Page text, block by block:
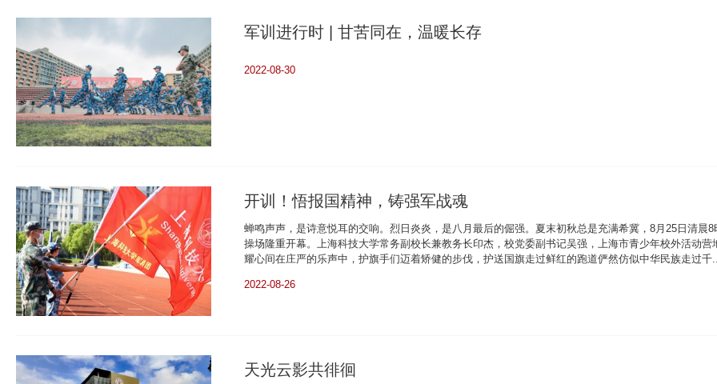
军训进行时 | 甘苦同在，温暖长存
2022-08-30
开训！悟报国精神，铸强军战魂
蝉鸣声声，是诗意悦耳的交响。烈日炎炎，是八月最后的倔强。夏末初秋总是充满希冀，8月25日清
操场隆重开幕。上海科技大学常务副校长兼教务长印杰，校党委副书记吴强，上海市青少年校外活动
耀心间在庄严的乐声中，护旗手们迈着矫健的步伐，护送国旗走过鲜红的跑道俨然仿似中华民族走过千
2022-08-26
天光云影共徘徊